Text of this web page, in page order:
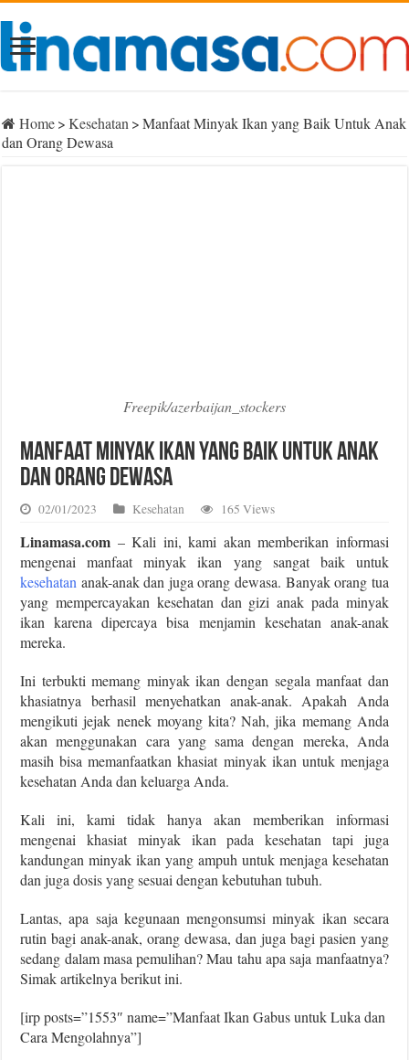
Home> Kesehatan > Manfaat Minyak Ikan yang Baik Untuk Anak
dan Orang Dewasa
Freepik/azerbaijan_stockers
Manfaat Minyak Ikan yang Baik Untuk Anak
dan Orang Dewasa
02/01/2023 Kesehatan 165 Views
Linamasa.com – Kali ini, kami akan memberikan informasi
mengenai manfaat minyak ikan yang sangat baik untuk
kesehatan anak-anak dan juga orang dewasa. Banyak orang tua
yang mempercayakan kesehatan dan gizi anak pada minyak
ikan karena dipercaya bisa menjamin kesehatan anak-anak
mereka.
Ini terbukti memang minyak ikan dengan segala manfaat dan
khasiatnya berhasil menyehatkan anak-anak. Apakah Anda
mengikuti jejak nenek moyang kita? Nah, jika memang Anda
akan menggunakan cara yang sama dengan mereka, Anda
masih bisa memanfaatkan khasiat minyak ikan untuk menjaga
kesehatan Anda dan keluarga Anda.
Kali ini, kami tidak hanya akan memberikan informasi
mengenai khasiat minyak ikan pada kesehatan tapi juga
kandungan minyak ikan yang ampuh untuk menjaga kesehatan
dan juga dosis yang sesuai dengan kebutuhan tubuh.
Lantas, apa saja kegunaan mengonsumsi minyak ikan secara
rutin bagi anak-anak, orang dewasa, dan juga bagi pasien yang
sedang dalam masa pemulihan? Mau tahu apa saja manfaatnya?
Simak artikelnya berikut ini.
[irp posts=”1553″ name=”Manfaat Ikan Gabus untuk Luka dan
Cara Mengolahnya”]